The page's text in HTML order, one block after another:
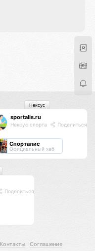
sportalis.ru
Нексус спорта Поделиться
Спорталис
Официальный хаб
Нексус
Поделиться
Контакты Соглашение